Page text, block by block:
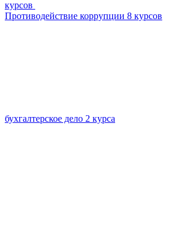
курсов
Противодействие коррупции 8 курсов
бухгалтерское дело 2 курса